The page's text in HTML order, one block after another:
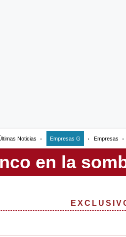
Noticias Empresas G Empresas